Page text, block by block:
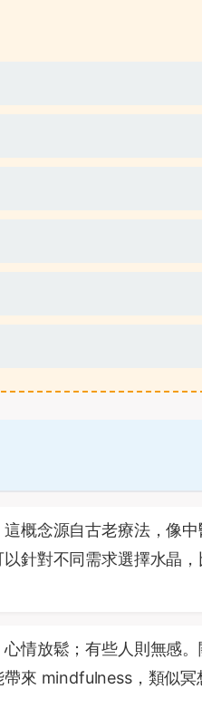
概念源自古老療法，像
針對不同需求選擇水晶
情放鬆；有些人則無感
來 mindfulness，類似冥